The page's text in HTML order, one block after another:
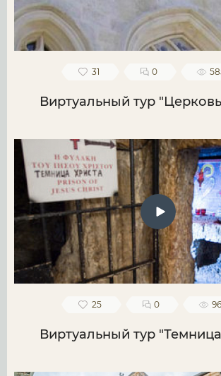
31 0
Виртуальный тур
25 0
Виртуальный тур